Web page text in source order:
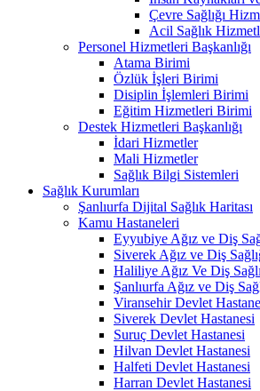
Çevre Sağlığı
Acil Sağlık
Personel Hizmetleri Başkanlığı
Atama Birimi
Özlük İşleri Birimi
Disiplin İşlemleri Birimi
Eğitim Hizmetleri Birimi
Destek Hizmetleri Başkanlığı
İdari Hizmetler
Mali Hizmetler
Sağlık Bilgi Sistemleri
Sağlık Kurumları
Şanlıurfa Dijital Sağlık Haritası
Kamu Hastaneleri
Eyyubiye Ağız ve Diş
Siverek Ağız ve Diş
Haliliye Ağız Ve Diş
Şanlıurfa Ağız ve Diş
Viransehir Devlet
Siverek Devlet Hastanesi
Suruç Devlet Hastanesi
Hilvan Devlet Hastanesi
Halfeti Devlet Hastanesi
Harran Devlet Hastanesi